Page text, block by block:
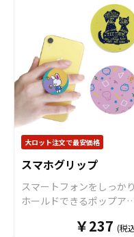
は、個性的なデザインやキ
ャラクター性を活かしたア
クスタが注目を集めるこ
間違いありません。 小ロッ
トからも対応が可能ですの
で是非お試しください。 各
ご注文サイズに納まるよ
に、本体と台座のデザイン
を配置して下さい。
していただくことができま
す。国内生産で短納期、小
ロットからの制作も承っ
おりますので、お気軽にご
相談ください。
つデザインは、アメリカン
カルチャーに興味がある方
だけに限らず、多くのお
様に響く魅力を持っていま
す。 またモーテルキーホル
ダーには全10色のカラー
リエーションをご用意し
おります。鮮やかなカラー
から落ち着いたトーンま
で、幅広い選択肢がありま
すので、用途やデザインに
合わせてお選びください。
キーホルダー部分には「ボ
ールチェーン」「ナスカ
をご用意。ボールチェーン
大ロット注文で最安価格
スマホグリップ
スマートフォンをしっかり
ホールドできるポップア
お客様がお持ちのオリジ
￥237 (税